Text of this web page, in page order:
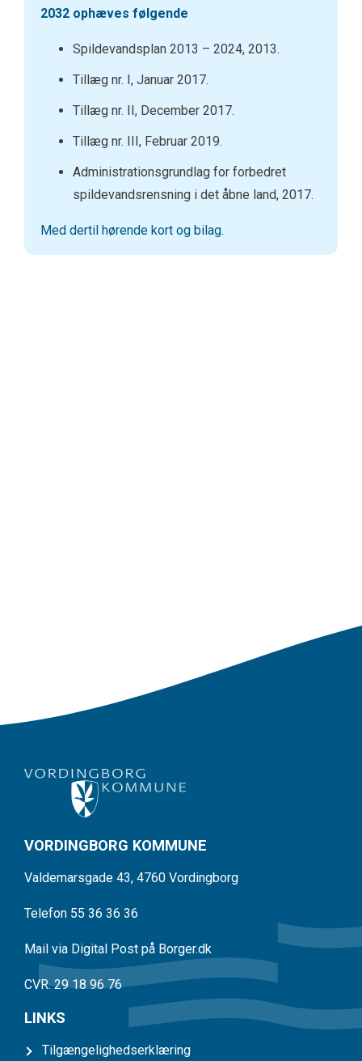
2032 ophæves følgende
Spildevandsplan 2013 – 2024, 2013.
Tillæg nr. I, Januar 2017.
Tillæg nr. II, December 2017.
Tillæg nr. III, Februar 2019.
Administrationsgrundlag for forbedret
spildevandsrensning i det åbne land, 2017.
Med dertil hørende kort og bilag.
VORDINGBORG KOMMUNE
Valdemarsgade 43, 4760 Vordingborg
Telefon 55 36 36 36
Mail via Digital Post på Borger.dk
CVR. 29 18 96 76
LINKS
Tilgængelighedserklæring